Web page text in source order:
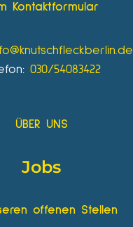
Kontaktformular
030/54083422
ÜBER UNS
Jobs
offenen Stellen